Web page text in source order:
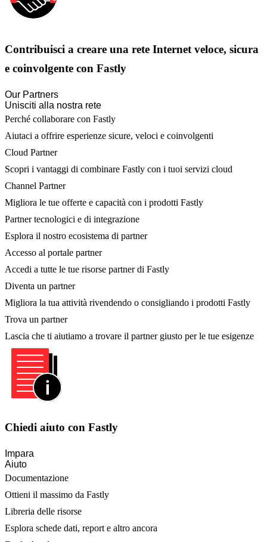
Contribuisci a creare una rete Internet veloce, sicura
e coinvolgente con Fastly
Our Partners
Unisciti alla nostra rete
Perché collaborare con Fastly
Aiutaci a offrire esperienze sicure, veloci e coinvolgenti
Cloud Partner
Scopri i vantaggi di combinare Fastly con i tuoi servizi cloud
Channel Partner
Migliora le tue offerte e capacità con i prodotti Fastly
Partner tecnologici e di integrazione
Esplora il nostro ecosistema di partner
Accesso al portale partner
Accedi a tutte le tue risorse partner di Fastly
Diventa un partner
Migliora la tua attività rivendendo o consigliando i prodotti Fastly
Trova un partner
Lascia che ti aiutiamo a trovare il partner giusto per le tue esigenze
Chiedi aiuto con Fastly
Impara
Aiuto
Documentazione
Ottieni il massimo da Fastly
Libreria delle risorse
Esplora schede dati, report e altro ancora